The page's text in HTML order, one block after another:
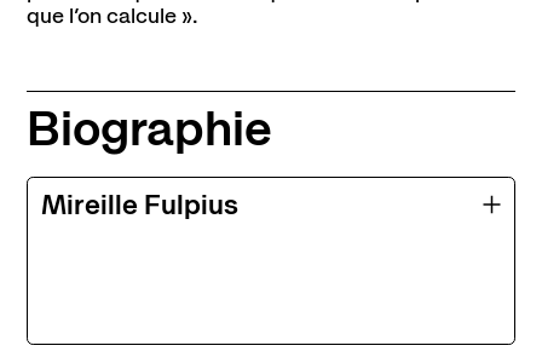
que l’on calcule ».
Biographie
Mireille Fulpius